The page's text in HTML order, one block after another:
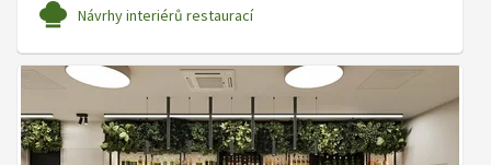
Návrhy interiérů restaurací